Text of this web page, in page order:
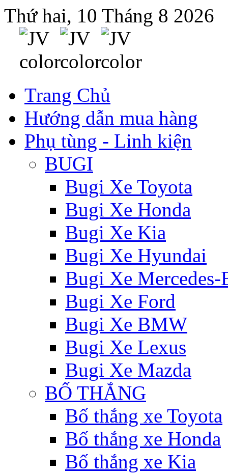
Thứ hai, 10 Tháng 8 2026
Trang Chủ
Hướng dẫn mua hàng
Phụ tùng - Linh kiện
BUGI
Bugi Xe Toyota
Bugi Xe Honda
Bugi Xe Kia
Bugi Xe Hyundai
Bugi Xe Mercedes-
Bugi Xe Ford
Bugi Xe BMW
Bugi Xe Lexus
Bugi Xe Mazda
BỐ THẮNG
Bố thắng xe Toyota
Bố thắng xe Honda
Bố thắng xe Kia